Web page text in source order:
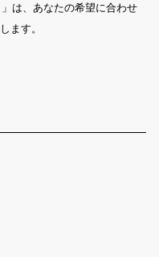
は、あなたの希望に合わせ
ます。